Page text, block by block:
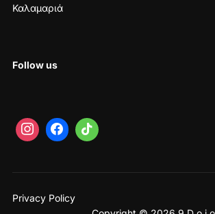
Καλαμαριά
Follow us
Privacy Policy